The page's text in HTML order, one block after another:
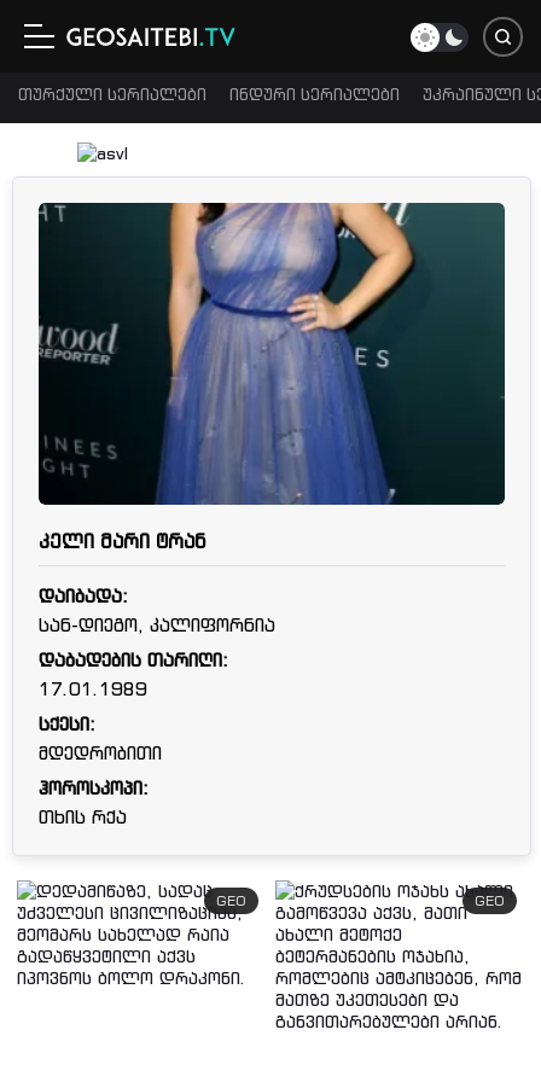
თურქული სერიალები ინდური სერიალები უკრაინული
კელი მარი ტრან
დაიბადა:
სან-დიეგო, კალიფორნია
დაბადების თარიღი:
17.01.1989
სქესი:
მდედრობითი
ჰოროსკოპი:
თხის რქა
GEO GEO